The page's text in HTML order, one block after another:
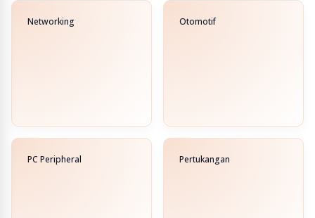
Networking Otomotif
PC Peripheral Pertukangan